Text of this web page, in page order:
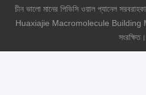
চীন ভালো মানের পিভিসি ওয়াল প্যানেল
Huaxiajie Macromolecule Building
সংরক্ষিত।